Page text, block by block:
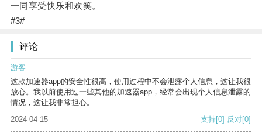
一同享受快乐和欢笑。
#3#
评论
游客
这款加速器app的安全性很高，使用过程中不会泄露个人信息，这让我很
放心。我以前使用过一些其他的加速器app，经常会出现个人信息泄露的
情况，这让我非常担心。
2024-04-15
支持[0] 反对[0]